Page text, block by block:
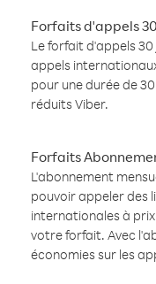
Forfaits d'appels
Le forfait d'appels
appels
pour une durée de
réduits Viber.
Forfaits
L'abonnement
pouvoir appeler des
internationales à
votre forfait. Avec
économies sur les